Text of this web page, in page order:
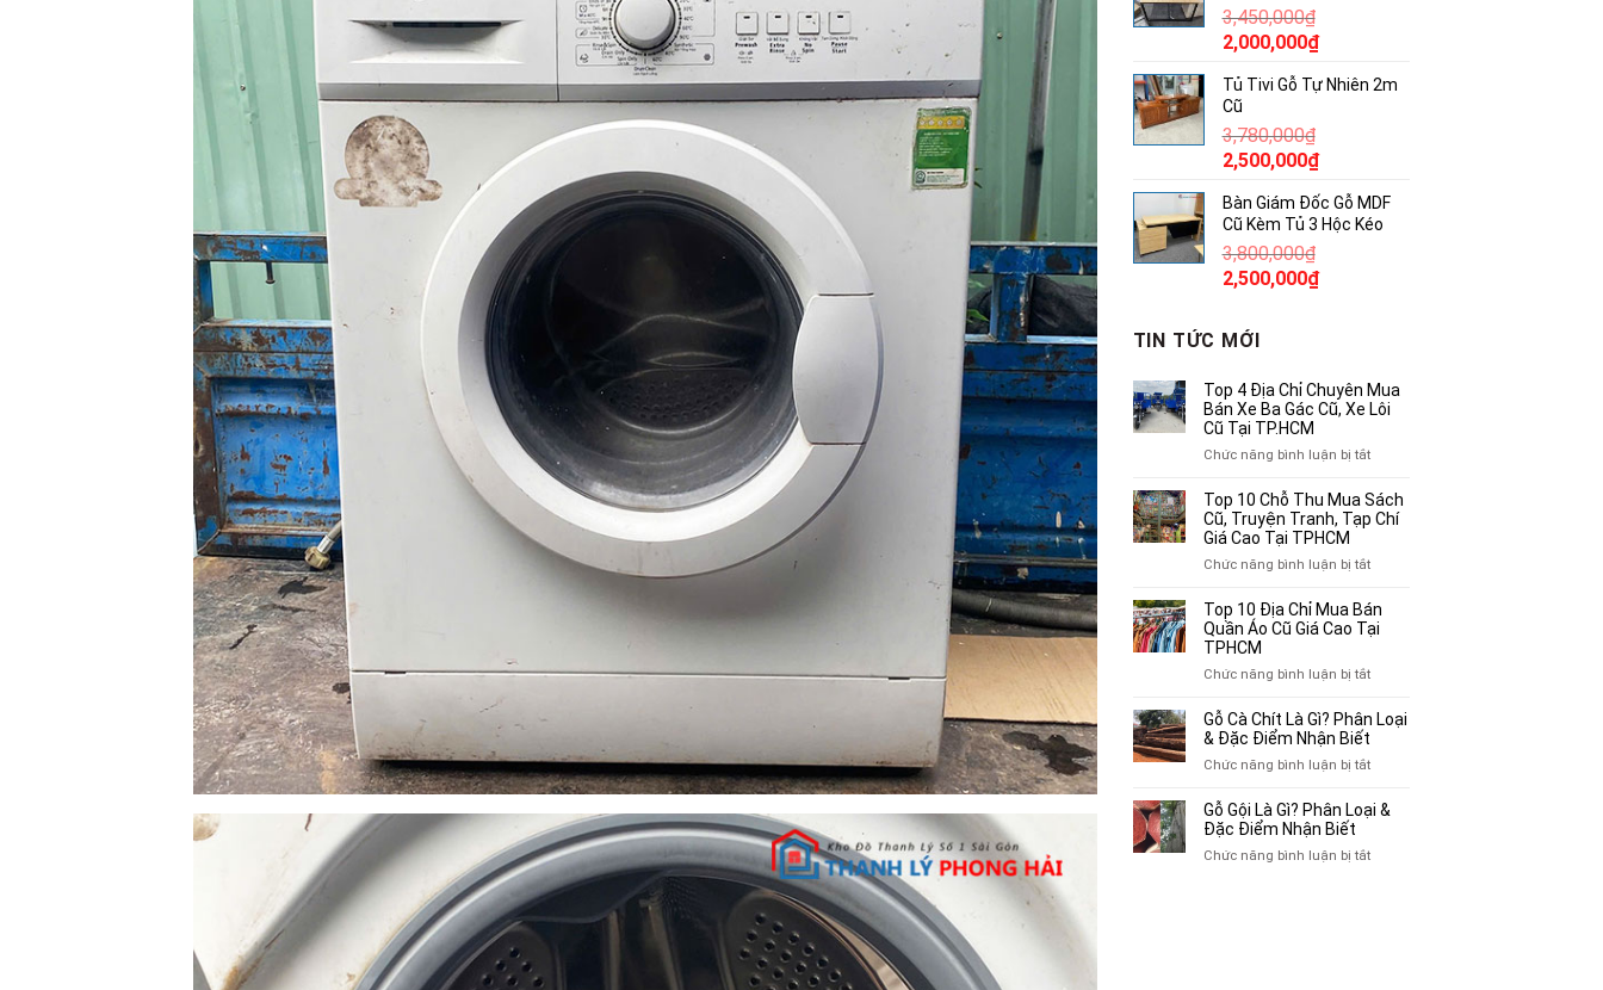
3,450,000₫
Giá
là:
3,450,000₫.
2,000,000₫Giá
tại
Tủ Tivi Gỗ Tự Nhiên 2m
Cũ
3,780,000₫
Giá
là:
3,780,000₫.
2,500,000₫Giá
tại
là:
Bàn Giám Đốc Gỗ MDF
Cũ Kèm Tủ 3 Hộc Kéo
3,800,000₫
Giá
là:
3,800,000₫.
2,500,000₫Giá
2,500,000₫.
TIN TỨC MỚI
Top 4 Địa Chỉ Chuyên Mua
Bán Xe Ba Gác Cũ, Xe Lôi
Cũ Tại TP.HCM
Chức năng bình luận bị tắtở
4
Địa
Xe
Ba
Cũ,
Lôi
Cũ
Tại
Top 10 Chỗ Thu Mua Sách
Cũ, Truyện Tranh, Tạp Chí
Giá Cao Tại TPHCM
Chức năng bình luận bị tắtở
10
Chỗ
Truyện
Tranh,
Tạp
Giá
Tại
Top 10 Địa Chỉ Mua Bán
Quần Áo Cũ Giá Cao Tại
TPHCM
Chức năng bình luận bị tắtở
10
Địa
Mua
Quần
Cũ
Gỗ Cà Chít Là Gì? Phân Loại
& Đặc Điểm Nhận Biết
Chức năng bình luận bị tắtở
Cà
Gì?
Gỗ Gội Là Gì? Phân Loại &
Đặc Điểm Nhận Biết
Chức năng bình luận bị tắtở